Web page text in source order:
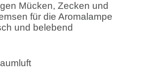
Mücken, Zecken und
für die Aromalampe
und belebend